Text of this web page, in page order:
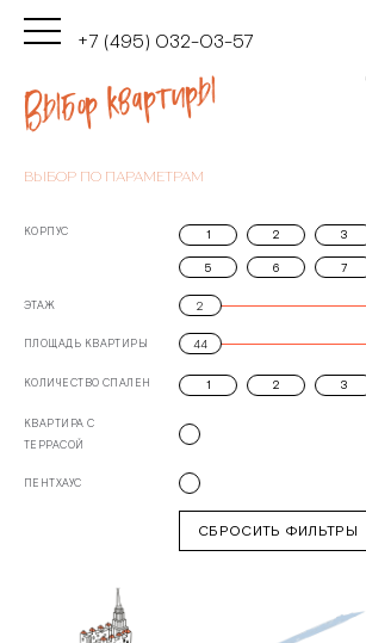
+7 (495) 032-03-57
Выбор квартиры
ВЫБОР ПО ПАРАМЕТРАМ
КОРПУС 1 2 3
5 6 7
ЭТАЖ
ПЛОЩАДЬ КВАРТИРЫ
КОЛИЧЕСТВО СПАЛЕН 1 2 3
КВАРТИРА С
ТЕРРАСОЙ
ПЕНТХАУС
СБРОСИТЬ ФИЛЬТРЫ